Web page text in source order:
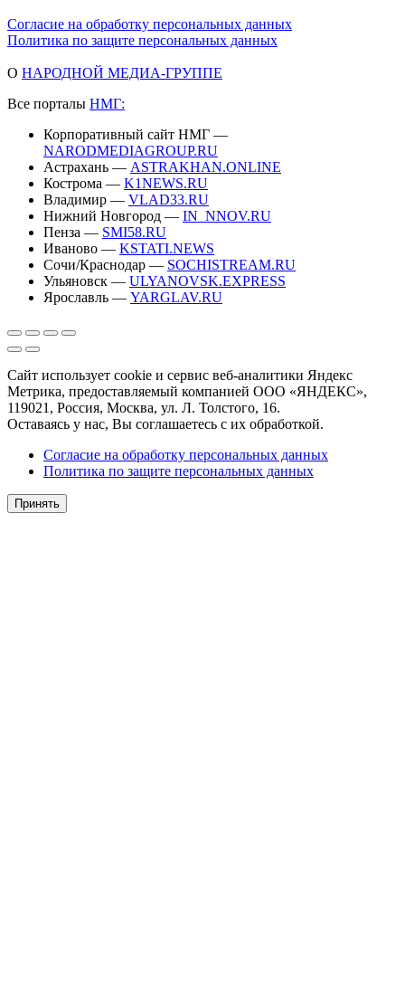
Согласие на обработку персональных данных
Политика по защите персональных данных
О НАРОДНОЙ МЕДИА-ГРУППЕ
Все порталы НМГ:
Корпоративный сайт НМГ —
NARODMEDIAGROUP.RU
Астрахань — ASTRAKHAN.ONLINE
Кострома — K1NEWS.RU
Владимир — VLAD33.RU
Нижний Новгород — IN_NNOV.RU
Пенза — SMI58.RU
Иваново — KSTATI.NEWS
Сочи/Краснодар — SOCHISTREAM.RU
Ульяновск — ULYANOVSK.EXPRESS
Ярославль — YARGLAV.RU
Сайт использует cookie и сервис веб-аналитики Яндекс
Метрика, предоставляемый компанией ООО «ЯНДЕКС»,
119021, Россия, Москва, ул. Л. Толстого, 16.
Оставаясь у нас, Вы соглашаетесь с их обработкой.
Согласие на обработку персональных данных
Политика по защите персональных данных
Принять